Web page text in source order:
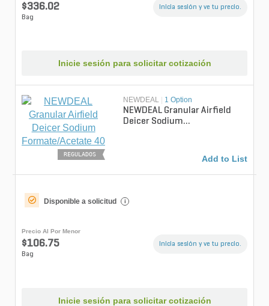
$336.02
Bag
Inicia sesión y ve tu precio.
Inicie sesión para solicitar cotización
REGULADOS
NEWDEAL 1 Option
NEWDEAL Granular Airfield
Deicer Sodium
Add to List
Disponible a solicitud i
Precio Al Por Menor
$106.75
Bag
Inicia sesión y ve tu precio.
Inicie sesión para solicitar cotización